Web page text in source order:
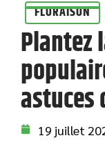
FLORAISON
Plantez
astuces
19 juillet